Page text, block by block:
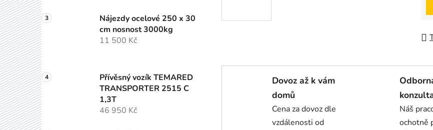
Nájezdy ocelové 250 x 30
cm nosnost 3000kg
11 500 Kč
Přívěsný vozík TEMARED
TRANSPORTER 2515 C
1,3T
46 950 Kč
Dovoz až k vám
domů
Cena za dovoz dle
vzdálenosti od
Náš
ochotně